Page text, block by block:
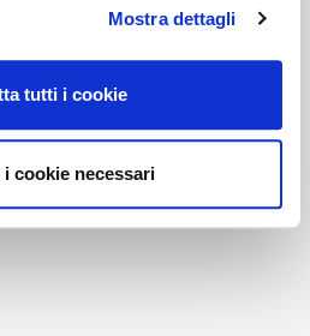
Mostra dettagli
tutti i cookie
i cookie necessari